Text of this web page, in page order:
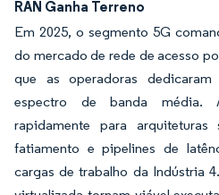
RAN Ganha Terreno
Em 2025, o segmento 5G
do mercado de rede de acesso
que as operadoras
espectro de banda média.
rapidamente para arquiteturas
fatiamento e pipelines de
cargas de trabalho da Indústria